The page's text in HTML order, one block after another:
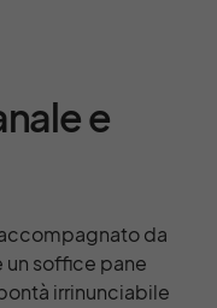
e
da
soffice pane
irrinunciabile